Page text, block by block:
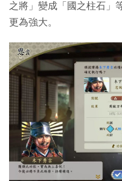
之將」變成「國之柱石」
更為強大。